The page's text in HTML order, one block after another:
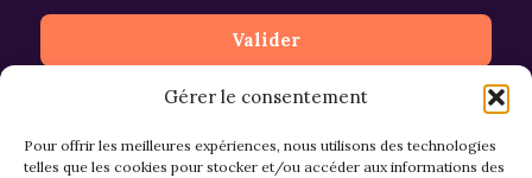
Gérer le consentement
Pour offrir les meilleures expériences, nous utilisons des technologies
telles que les cookies pour stocker et/ou accéder aux informations des